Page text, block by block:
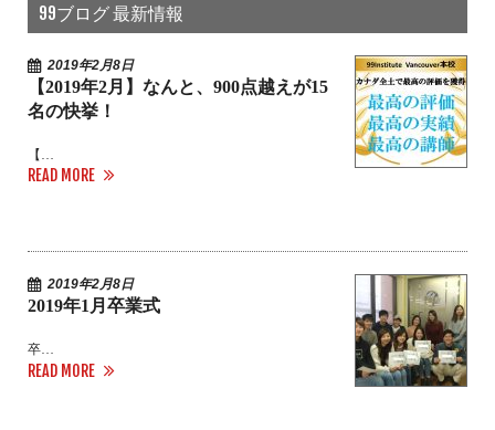
99ブログ 最新情報
2019年2月8日
【2019年2月】なんと、900点越えが15
名の快挙！
【…
READ MORE
2019年2月8日
2019年1月卒業式
卒…
READ MORE